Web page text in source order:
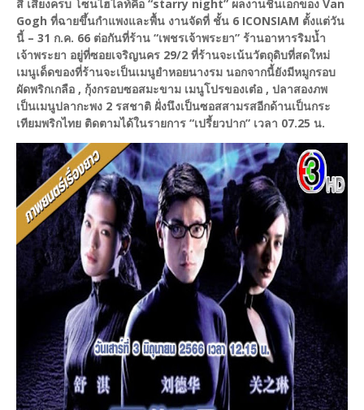
สี เสียงครบ โซนไฮไลท์คือ “starry night” ผลงานชิ้นเอกของ Van
Gogh ที่ฉายขึ้นกำแพงและพื้น งานจัดที่ ชั้น 6 ICONSIAM ตั้งแต่วัน
นี้ – 31 ก.ค. 66 ต่อกันที่ร้าน “เพชรเจ้าพระยา” ร้านอาหารริมน้ำ
เจ้าพระยา อยู่ที่ซอยเจริญนคร 29/2 ที่ร้านจะเน้นวัตถุดิบที่สดใหม่
เมนูเด็ดของที่ร้านจะเป็นเมนูยำหอยนางรม นอกจากนี้ยังมีหมูกรอบ
ผัดพริกเกลือ , กุ้งกรอบซอสมะขาม เมนูโปรของเต๋อ , ปลาสองภพ
เป็นเมนูปลากะพง 2 รสชาติ ฝั่งนึงเป็นซอสสามรสอีกด้านเป็นกระ
เทียมพริกไทย ติดตามได้ในรายการ “เปรี้ยวปาก” เวลา 07.25 น.